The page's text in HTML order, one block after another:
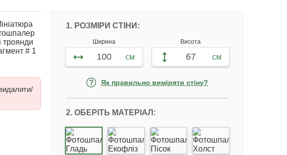
1. РОЗМІРИ СТІНИ:
Ширина
см
Висота
см
Як правильно виміряти стіну?
2. ОБЕРІТЬ МАТЕРІАЛ: